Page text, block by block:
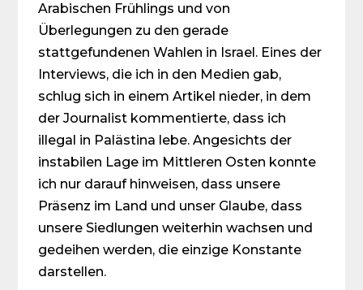
Arabischen Frühlings und von
Überlegungen zu den gerade
stattgefundenen Wahlen in Israel. Eines der
Interviews, die ich in den Medien gab,
schlug sich in einem Artikel nieder, in dem
der Journalist kommentierte, dass ich
illegal in Palästina lebe. Angesichts der
instabilen Lage im Mittleren Osten konnte
ich nur darauf hinweisen, dass unsere
Präsenz im Land und unser Glaube, dass
unsere Siedlungen weiterhin wachsen und
gedeihen werden, die einzige Konstante
darstellen.